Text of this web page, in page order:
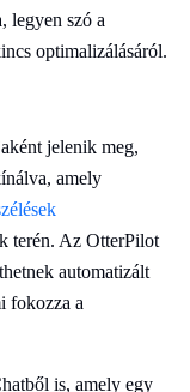
legyen szó a
optimalizálásáról.
jelenik meg,
amely
terén. Az OtterPilot
automatizált
fokozza a
is, amely egy